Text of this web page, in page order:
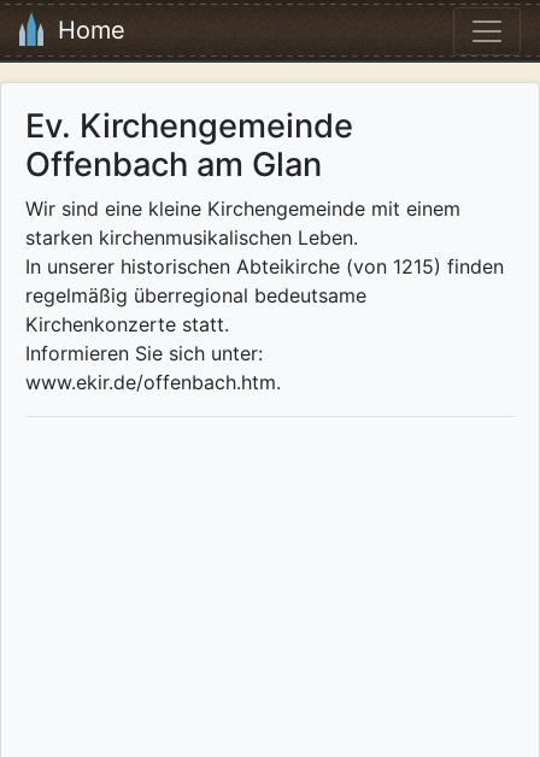
Home
Ev. Kirchengemeinde
Offenbach am Glan
Wir sind eine kleine Kirchengemeinde mit einem
starken kirchenmusikalischen Leben.
In unserer historischen Abteikirche (von 1215) finden
regelmäßig überregional bedeutsame
Kirchenkonzerte statt.
Informieren Sie sich unter:
www.ekir.de/offenbach.htm.